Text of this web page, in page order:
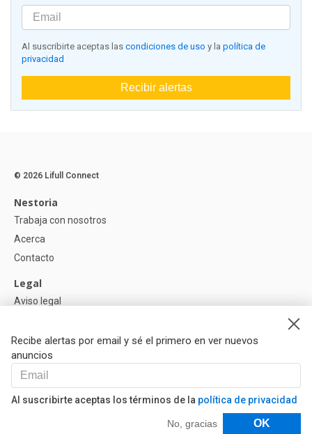
Al suscribirte aceptas las condiciones de uso y la política de
privacidad
Recibir alertas
Recibe alertas por email y sé el primero en ver nuevos
anuncios
Al suscribirte aceptas los términos de la política de privacidad
No, gracias OK
Filtros
© 2026 Lifull Connect
Nestoria
Trabaja con nosotros
Acerca
Contacto
Legal
Aviso legal
Política de Cookies
Ayuda
Preguntas
Nuestros Partners